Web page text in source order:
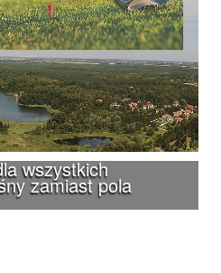
wszystkich
zamiast pola